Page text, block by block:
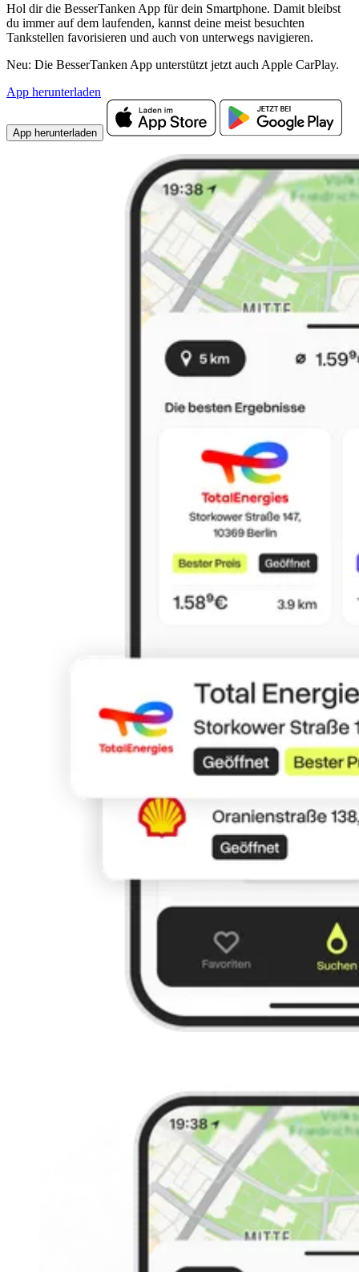
Hol dir die BesserTanken App für dein Smartphone. Damit bleibst
du immer auf dem laufenden, kannst deine meist besuchten
Tankstellen favorisieren und auch von unterwegs navigieren.
Neu: Die BesserTanken App unterstützt jetzt auch Apple CarPlay.
App herunterladen
App herunterladen